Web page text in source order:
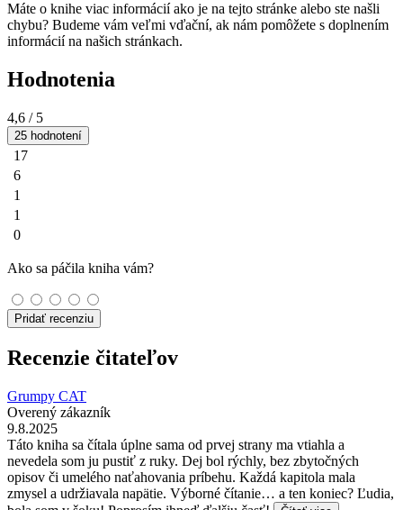
Máte o knihe viac informácií ako je na tejto stránke alebo ste našli
chybu? Budeme vám veľmi vďační, ak nám pomôžete s doplnením
informácií na našich stránkach.
Hodnotenia
4,6 / 5
25 hodnotení
17
6
1
1
0
Ako sa páčila kniha vám?
Pridať recenziu
Recenzie čitateľov
Grumpy CAT
Overený zákazník
9.8.2025
Táto kniha sa čítala úplne sama od prvej strany ma vtiahla a
nevedela som ju pustiť z ruky. Dej bol rýchly, bez zbytočných
opisov či umelého naťahovania príbehu. Každá kapitola mala
zmysel a udržiavala napätie. Výborné čítanie… a ten koniec? Ľudia,